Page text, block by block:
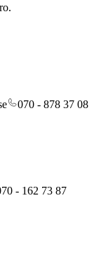
.
070 - 878 37 08
- 162 73 87